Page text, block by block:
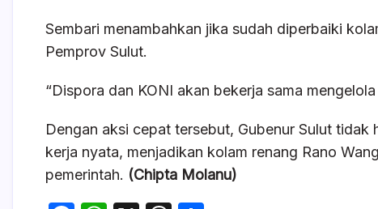
Sembari menambahkan jika sudah diperbaiki
Pemprov Sulut.
“Dispora dan KONI akan bekerja sama
Dengan aksi cepat tersebut, Gubenur Sulut
kerja nyata, menjadikan kolam renang Rano
pemerintah. (Chipta Molanu)